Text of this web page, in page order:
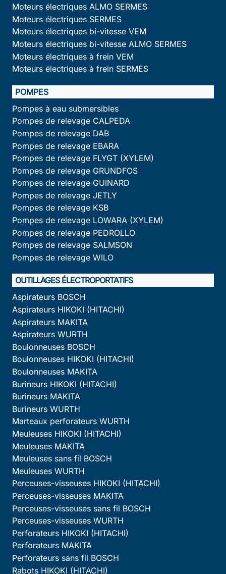
Moteurs électriques ALMO SERMES
Moteurs électriques SERMES
Moteurs électriques bi-vitesse VEM
Moteurs électriques bi-vitesse ALMO SERMES
Moteurs électriques à frein VEM
Moteurs électriques à frein SERMES
POMPES
Pompes à eau submersibles
Pompes de relevage CALPEDA
Pompes de relevage DAB
Pompes de relevage EBARA
Pompes de relevage FLYGT (XYLEM)
Pompes de relevage GRUNDFOS
Pompes de relevage GUINARD
Pompes de relevage JETLY
Pompes de relevage KSB
Pompes de relevage LOWARA (XYLEM)
Pompes de relevage PEDROLLO
Pompes de relevage SALMSON
Pompes de relevage WILO
OUTILLAGES ÉLECTROPORTATIFS
Aspirateurs BOSCH
Aspirateurs HIKOKI (HITACHI)
Aspirateurs MAKITA
Aspirateurs WURTH
Boulonneuses BOSCH
Boulonneuses HIKOKI (HITACHI)
Boulonneuses MAKITA
Burineurs HIKOKI (HITACHI)
Burineurs MAKITA
Burineurs WURTH
Marteaux perforateurs WURTH
Meuleuses HIKOKI (HITACHI)
Meuleuses MAKITA
Meuleuses sans fil BOSCH
Meuleuses WURTH
Perceuses-visseuses HIKOKI (HITACHI)
Perceuses-visseuses MAKITA
Perceuses-visseuses sans fil BOSCH
Perceuses-visseuses WURTH
Perforateurs HIKOKI (HITACHI)
Perforateurs MAKITA
Perforateurs sans fil BOSCH
Rabots HIKOKI (HITACHI)